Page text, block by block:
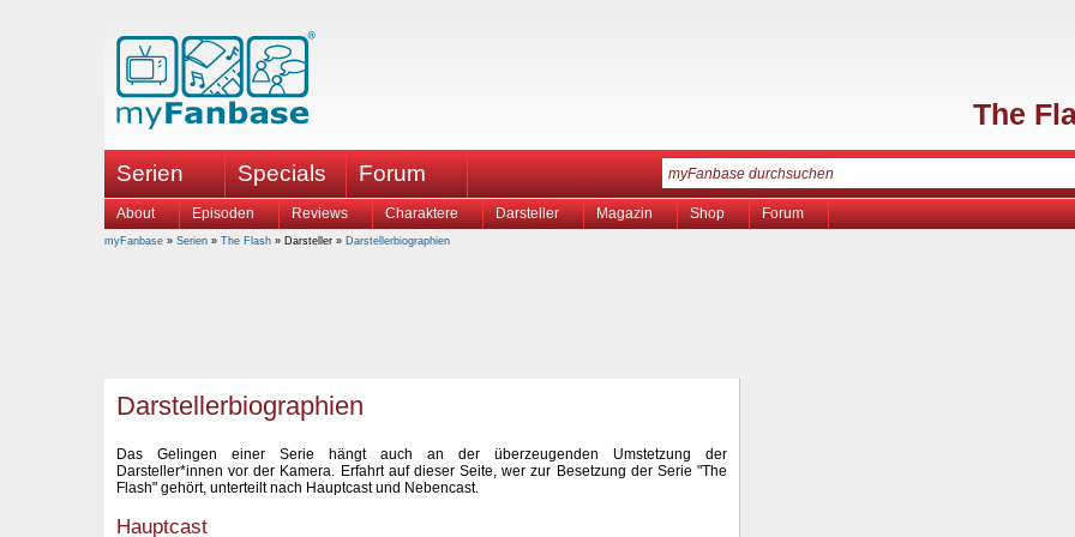
The
Serien Specials Forum
About Episoden Reviews Charaktere Darsteller Magazin Shop Forum
myFanbase » Serien » The Flash » Darsteller » Darstellerbiographien
Darstellerbiographien
Das Gelingen einer Serie hängt auch an der überzeugenden Umstetzung der
Darsteller*innen vor der Kamera. Erfahrt auf dieser Seite, wer zur Besetzung der Serie "The
Flash" gehört, unterteilt nach Hauptcast und Nebencast.
Hauptcast